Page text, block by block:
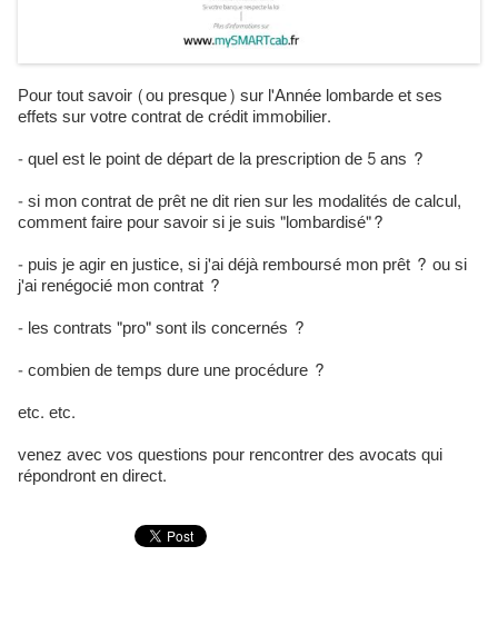
Pour tout savoir (ou presque) sur l'Année lombarde et ses
effets sur votre contrat de crédit immobilier.
- quel est le point de départ de la prescription de 5 ans ?
- si mon contrat de prêt ne dit rien sur les modalités de calcul,
comment faire pour savoir si je suis "lombardisé"?
- puis je agir en justice, si j'ai déjà remboursé mon prêt ? ou si
j'ai renégocié mon contrat ?
- les contrats "pro" sont ils concernés ?
- combien de temps dure une procédure ?
etc. etc.
venez avec vos questions pour rencontrer des avocats qui
répondront en direct.